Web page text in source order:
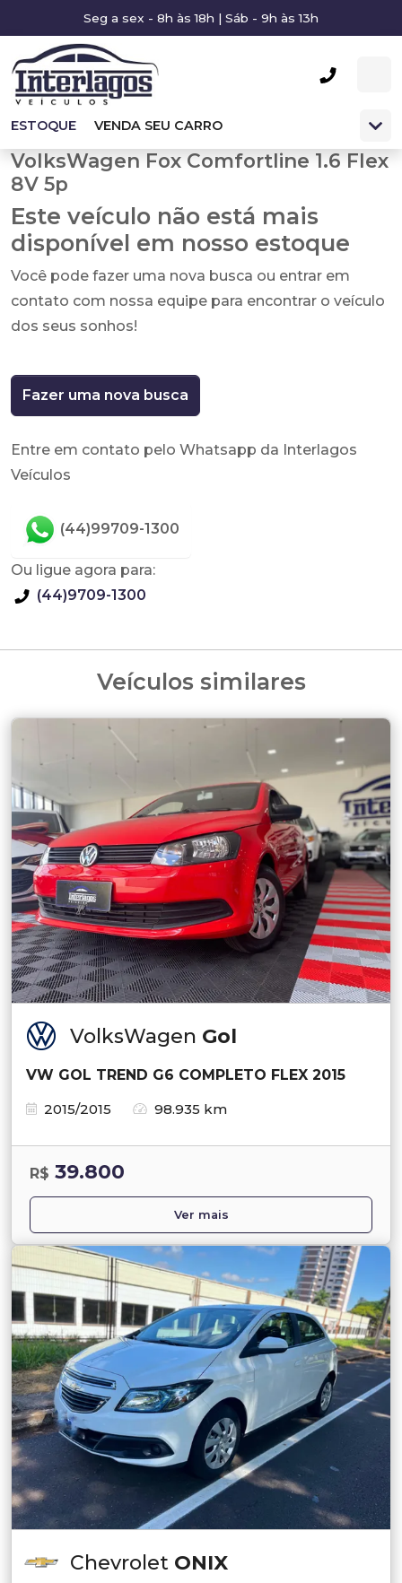
Seg a sex - 8h às 18h | Sáb - 9h às 13h
ESTOQUE VENDA SEU CARRO
VolksWagen Fox Comfortline 1.6 Flex
8V 5p
Este veículo não está mais
disponível em nosso estoque
Você pode fazer uma nova busca ou entrar em
contato com nossa equipe para encontrar o veículo
dos seus sonhos!
Fazer uma nova busca
Entre em contato pelo Whatsapp da Interlagos
Veículos
(44)99709-1300
Ou ligue agora para:
(44)9709-1300
Veículos similares
VolksWagen Gol
VW GOL TREND G6 COMPLETO FLEX 2015
2015/2015
98.935 km
R$ 39.800
Ver mais
Chevrolet ONIX